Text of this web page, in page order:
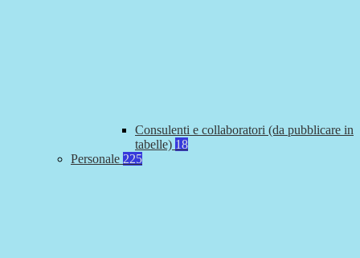
Consulenti e collaboratori (da pubblicare in
tabelle) 18
Personale 225